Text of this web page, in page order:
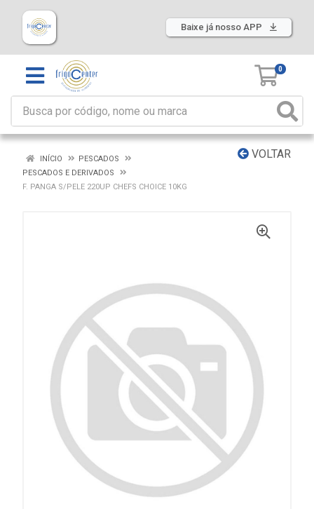
Baixe já nosso APP
0
VOLTAR
INÍCIO
PESCADOS
PESCADOS E DERIVADOS
F. PANGA S/PELE 220UP CHEFS CHOICE 10KG